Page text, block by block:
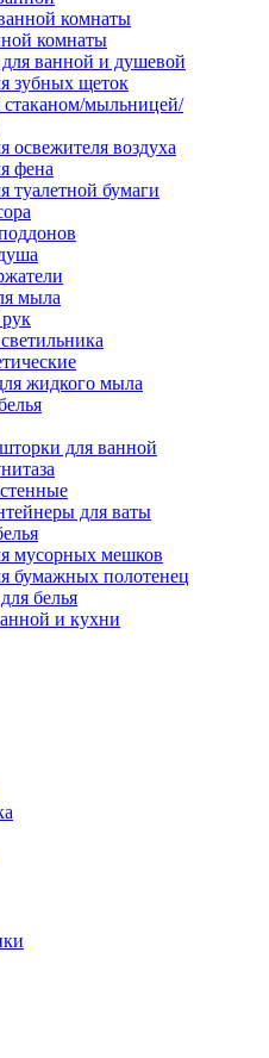
комнаты
комнаты
ванной и душевой
зубных щеток
стаканом/мыльницей/
освежителя воздуха
фена
туалетной бумаги
мыла
жидкого мыла
для ванной
для ваты
мусорных мешков
бумажных полотенец
белья
и кухни